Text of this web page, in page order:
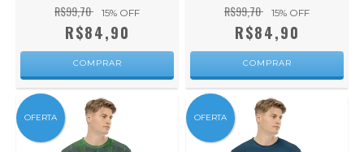
R$99,70 15% OFF
R$84,90
COMPRAR
R$99,70 15% OFF
R$84,90
COMPRAR
OFERTA OFERTA